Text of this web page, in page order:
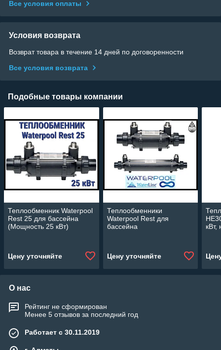
Все условия оплаты
Условия возврата
Возврат товара в течение 14 дней по договоренности
Все условия возврата
Подобные товары компании
Теплообменник Waterpool
Rest 25 для бассейна
(Мощность 25 кВт)
Цену уточняйте
Теплообменники
Waterpool Rest для
бассейна
Цену уточняйте
О нас
Рейтинг не сформирован
Менее 5 отзывов за последний год
Работает с 30.11.2019